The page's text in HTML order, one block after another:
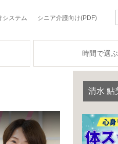
システム シニア介護向け(PDF)
時間で選ぶ
清水 鮎